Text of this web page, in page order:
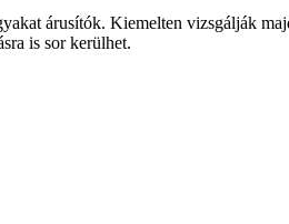
árusítók. Kiemelten vizsgálják
is sor kerülhet.